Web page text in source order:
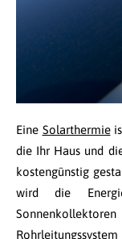
Eine Solarthermie
die Ihr Haus und
kostengünstig
wird die